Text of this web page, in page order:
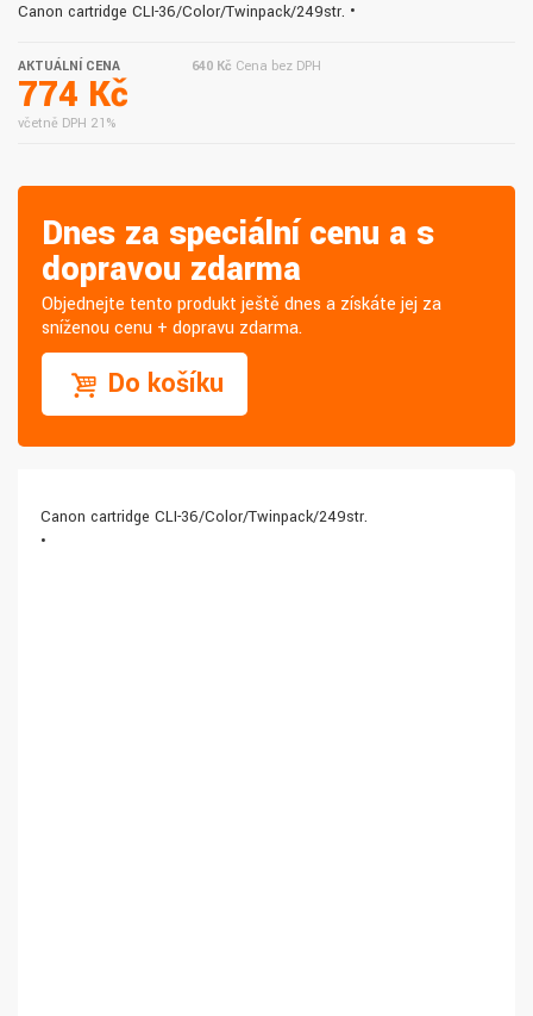
Canon cartridge CLI-36/Color/Twinpack/249str. •
AKTUÁLNÍ CENA
774 Kč
včetně DPH 21%
640 Kč Cena bez DPH
Dnes za speciální cenu a s
dopravou zdarma
Objednejte tento produkt ještě dnes a získáte jej za
sníženou cenu + dopravu zdarma.
Do košíku
Canon cartridge CLI-36/Color/Twinpack/249str.
•